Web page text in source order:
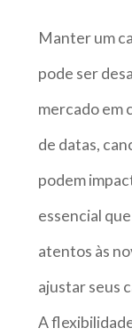
Manter um
pode ser
mercado em
de datas,
podem
essencial
atentos às
ajustar seus
A